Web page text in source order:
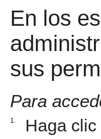
En los
sus
Para
1. Haga clic